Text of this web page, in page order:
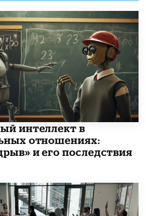
интеллект в
отношениях:
и его последствия